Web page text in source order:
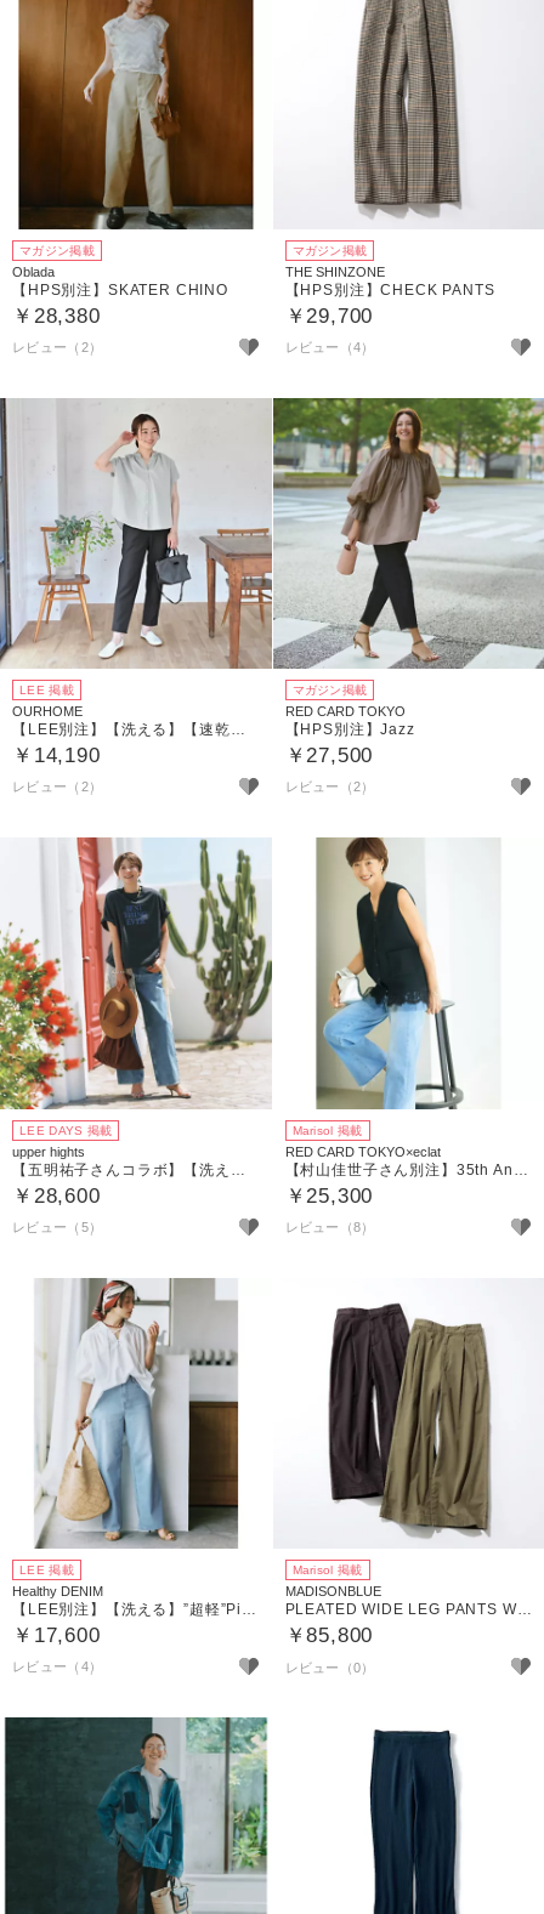
マガジン掲載
Oblada
【HPS別注】SKATER CHINO
￥28,380
レビュー（2）
マガジン掲載
THE SHINZONE
【HPS別注】CHECK PANTS
￥29,700
レビュー（4）
LEE 掲載
OURHOME
【LEE別注】【洗える】【速乾】【接触冷感】涼しくはけるテーパードパンツ
￥14,190
レビュー（2）
マガジン掲載
RED CARD TOKYO
【HPS別注】Jazz
￥27,500
レビュー（2）
LEE DAYS 掲載
upper hights
￥28,600
レビュー（5）
Marisol 掲載
RED CARD TOKYO×eclat
￥25,300
レビュー（8）
LEE 掲載
Healthy DENIM
【LEE別注】【洗える】”超軽”Pink Pepper
￥17,600
レビュー（4）
Marisol 掲載
MADISONBLUE
PLEATED WIDE LEG PANTS W／O
￥85,800